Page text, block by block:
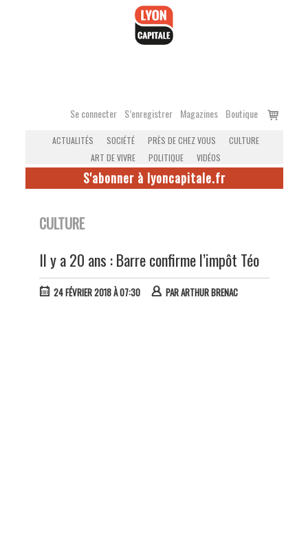
Se connecter S’enregistrer Magazines Boutique
Voir
ACTUALITÉS SOCIÉTÉ PRÈS DE CHEZ VOUS
CULTURE
ART DE VIVRE
POLITIQUE VIDÉOS
S'abonner à lyoncapitale.fr
CULTURE
Il y a 20 ans : Barre confirme l’impôt Téo
24 FÉVRIER 2018 À 07:30 PARARTHUR BRENAC